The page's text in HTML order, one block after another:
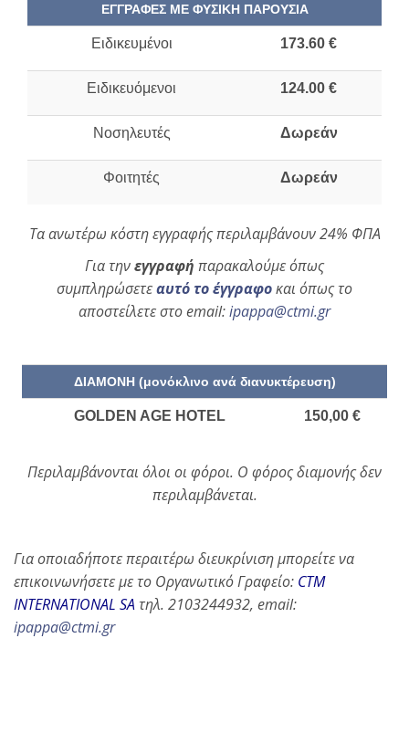
ΕΓΓΡΑΦΕΣ ΜΕ ΦΥΣΙΚΗ ΠΑΡΟΥΣΙΑ
Ειδικευμένοι 173.60 €
Ειδικευόμενοι 124.00 €
Νοσηλευτές Δωρεάν
Φοιτητές Δωρεάν
Τα ανωτέρω κόστη εγγραφής περιλαμβάνουν 24% ΦΠΑ
Για τηνεγγραφή παρακαλούμε όπως
συμπληρώσετεαυτό το έγγραφοκαι όπως το
αποστείλετε στοemail:ipappa@ctmi.gr
ΔΙΑΜΟΝΗ (μονόκλινο ανά διανυκτέρευση)
GOLDEN AGE HOTEL 150,00 €
Περιλαμβάνονται όλοι οι φόροι. Ο φόρος διαμονής δεν
περιλαμβάνεται.
Για οποιαδήποτε περαιτέρω διευκρίνιση μπορείτε να
επικοινωνήσετε με το Οργανωτικό Γραφείο: CTM
INTERNATIONAL SAτηλ. 2103244932, email:
ipappa@ctmi.gr